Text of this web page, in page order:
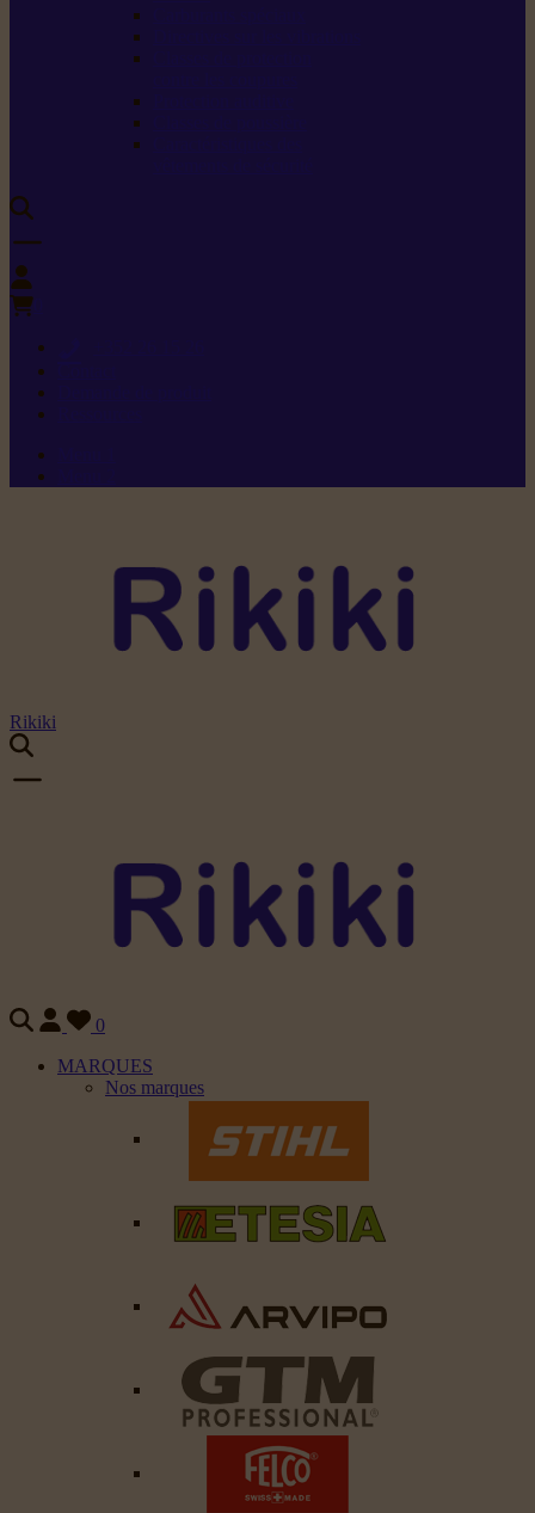
Rikiki
0
MARQUES
Nos marques